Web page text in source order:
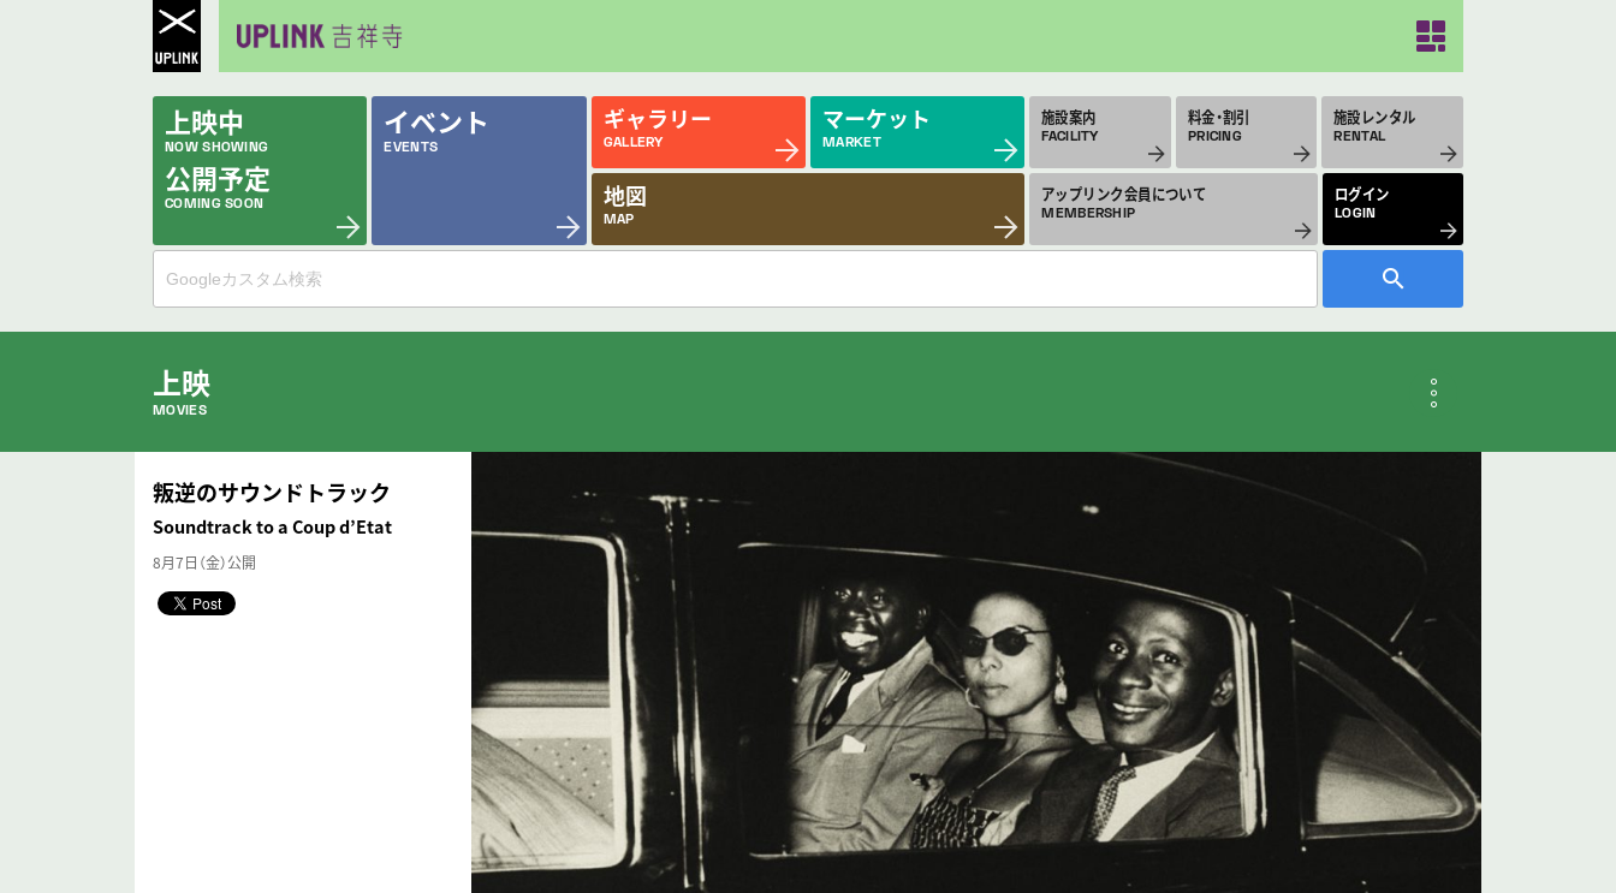
上映中
NOW SHOWING
公開予定
COMING SOON
イベント
EVENTS
ギャラリー
GALLERY
マーケット
MARKET
地図
MAP
施設案内
FACILITY
料金・割引
PRICING
施設レンタル
RENTAL
アップリンク会員について
MEMBERSHIP
ログイン
LOGIN
上映
MOVIES
公開中の作品 近日公開の作品
COMING SOON MONTHLY SCHEDULE
叛逆のサウンドトラック
Soundtrack to a Coup d’Etat
8月7日（金）公開